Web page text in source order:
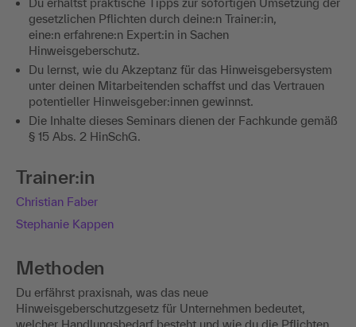
gesetzlichen Pflichten durch deine:n Trainer:in,
eine:n erfahrene:n Expert:in in Sachen
Hinweisgeberschutz.
Du lernst, wie du Akzeptanz für das Hinweisgebersystem
unter deinen Mitarbeitenden schaffst und das Vertrauen
potentieller Hinweisgeber:innen gewinnst.
Die Inhalte dieses Seminars dienen der Fachkunde gemäß
§ 15 Abs. 2 HinSchG.
Trainer:in
Christian Faber
Stephanie Kappen
Methoden
Du erfährst praxisnah, was das neue
Hinweisgeberschutzgesetz für Unternehmen bedeutet,
welcher Handlungsbedarf besteht und wie du die Pflichten